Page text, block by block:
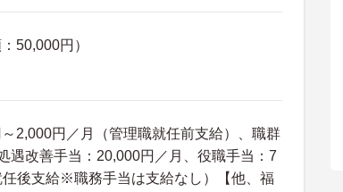
50,000円）
2,000円／月（管理職就任前支給）、職群
遇改善手当：20,000円／月、役職手当：7
後支給※職務手当は支給なし）【他、福